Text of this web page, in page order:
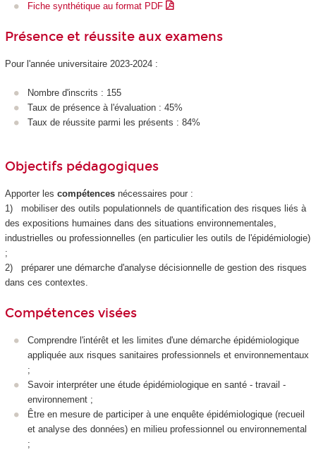
Fiche synthétique au format PDF
Présence et réussite aux examens
Pour l'année universitaire 2023-2024 :
Nombre d'inscrits : 155
Taux de présence à l'évaluation : 45%
Taux de réussite parmi les présents : 84%
Objectifs pédagogiques
Apporter les compétencesnécessaires pour :
1) mobiliser des outils populationnels de quantification des risques liés à
des expositions humaines dans des situations environnementales,
industrielles ou professionnelles (en particulier les outils de l'épidémiologie)
;
2) préparer une démarche d'analyse décisionnelle de gestion des risques
dans ces contextes.
Compétences visées
Comprendre l'intérêt et les limites d'une démarche épidémiologique
appliquée aux risques sanitaires professionnels et environnementaux
;
Savoir interpréter une étude épidémiologique en santé - travail -
environnement ;
Être en mesure de participer à une enquête épidémiologique (recueil
et analyse des données) en milieu professionnel ou environnemental
;